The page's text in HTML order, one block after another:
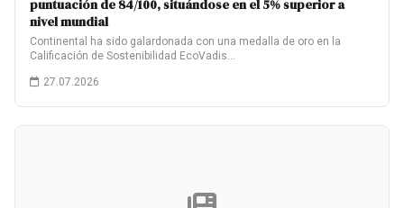
puntuación de 84/100, situándose en el 5% superior a
nivel mundial
Continental ha sido galardonada con una medalla de oro en la
Calificación de Sostenibilidad EcoVadis…
27.07.2026